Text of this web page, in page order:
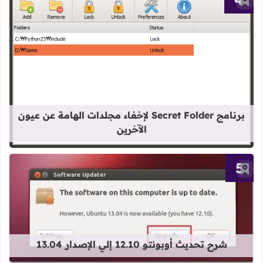
أضف إلى العلامات المرجعية
برنامج Secret Folder لإخفاء مجلدات الهامة عن عيون
الآخرين
أضف إلى العلامات المرجعية
قراءة المزيد عن شرح تحديث أوبونتو 12.10 إلي الإصدار 13.04
شرح تحديث أوبونتو 12.10 إلي الإصدار 13.04